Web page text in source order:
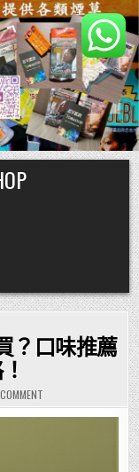
？口味推薦
ON
香
港